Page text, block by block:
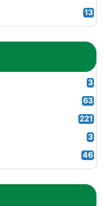
13
3
63
221
3
46